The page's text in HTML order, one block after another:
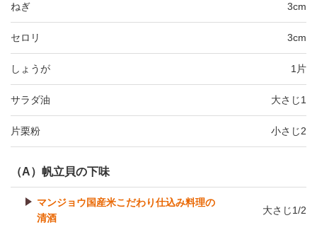
ねぎ 3cm
セロリ 3cm
しょうが 1片
サラダ油 大さじ1
片栗粉 小さじ2
（A）帆立貝の下味
マンジョウ国産米こだわり仕込み料理の
清酒
大さじ1/2